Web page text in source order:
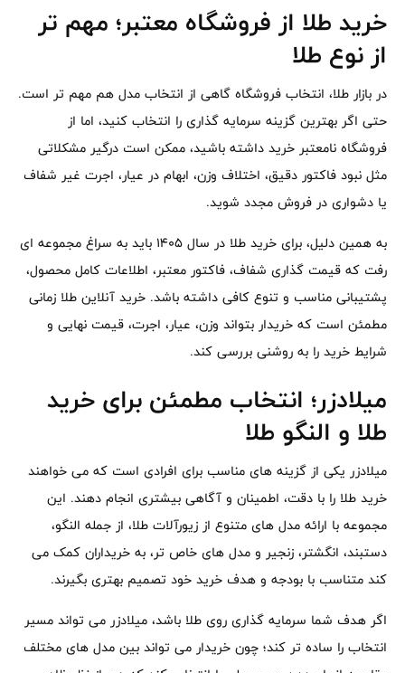
خرید طلا از فروشگاه معتبر؛ مهم تر
از نوع طلا
در بازار طلا، انتخاب فروشگاه گاهی از انتخاب مدل هم مهم تر است.
حتی اگر بهترین گزینه سرمایه گذاری را انتخاب کنید، اما از
فروشگاه نامعتبر خرید داشته باشید، ممکن است درگیر مشکلاتی
مثل نبود فاکتور دقیق، اختلاف وزن، ابهام در عیار، اجرت غیر شفاف
یا دشواری در فروش مجدد شوید.
به همین دلیل، برای خرید طلا در سال ۱۴۰۵ باید به سراغ مجموعه ای
رفت که قیمت گذاری شفاف، فاکتور معتبر، اطلاعات کامل محصول،
پشتیبانی مناسب و تنوع کافی داشته باشد. خرید آنلاین طلا زمانی
مطمئن است که خریدار بتواند وزن، عیار، اجرت، قیمت نهایی و
شرایط خرید را به روشنی بررسی کند.
میلادزر؛ انتخاب مطمئن برای خرید
طلا و النگو طلا
میلادزر یکی از گزینه های مناسب برای افرادی است که می خواهند
خرید طلا را با دقت، اطمینان و آگاهی بیشتری انجام دهند. این
مجموعه با ارائه مدل های متنوع از زیورآلات طلا، از جمله النگو،
دستبند، انگشتر، زنجیر و مدل های خاص تر، به خریداران کمک می
کند متناسب با بودجه و هدف خرید خود تصمیم بهتری بگیرند.
اگر هدف شما سرمایه گذاری روی طلا باشد، میلادزر می تواند مسیر
انتخاب را ساده تر کند؛ چون خریدار می تواند بین مدل های مختلف